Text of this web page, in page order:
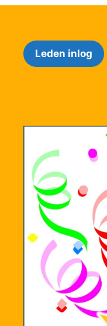
Leden inlog